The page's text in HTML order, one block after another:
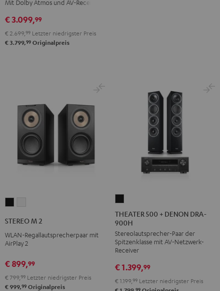
DENON
X3800H
für
Dolby
Mit Dolby Atmos und AV-Receiver
€ 3.099,99
€ 2.699,99 Letzter niedrigster Preis
€ 3.799,99 Originalpreis
2
Schwarz
2
Weiß
STEREO M 2
WLAN-Regallautsprecherpaar mit
AirPlay 2
€ 899,99
€ 799,99 Letzter niedrigster Preis
€ 999,99 Originalpreis
500
+
DENON
DRA-
Schwarz
THEATER 500 + DENON DRA-
900H
Stereolautsprecher-Paar der
Spitzenklasse mit AV-Netzwerk-
Receiver
€ 1.399,99
€ 1.199,99 Letzter niedrigster Preis